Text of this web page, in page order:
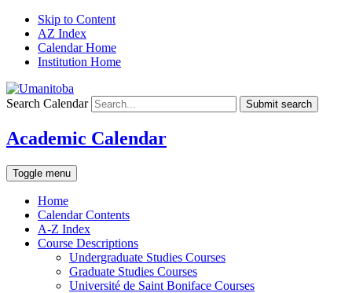
Skip to Content
AZ Index
Calendar Home
Institution Home
Search Calendar Submit search
Academic Calendar
Toggle menu
Home
Calendar Contents
A-Z Index
Course Descriptions
Undergraduate Studies Courses
Graduate Studies Courses
Université de Saint Boniface Courses